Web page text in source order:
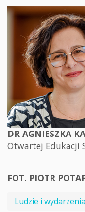
DR AGNIESZKA
Otwartej Edukacji
FOT. PIOTR
Ludzie i wydarzenia